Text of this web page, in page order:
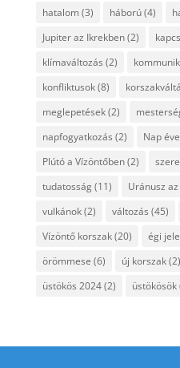
hatalom (3) háború(4)
Jupiter az Ikrekben(2)
klímaváltozás (2)
konfliktusok(8)
meglepetések(2)
napfogyatkozás (2) Nap éve
Plútó a Vízöntőben(2)
tudatosság(11) Uránusz
vulkánok(2) változás (45)
Vízöntő korszak(20) égi
örömmese (6) új korszak(2)
üstökös 2024(2) üstökösök